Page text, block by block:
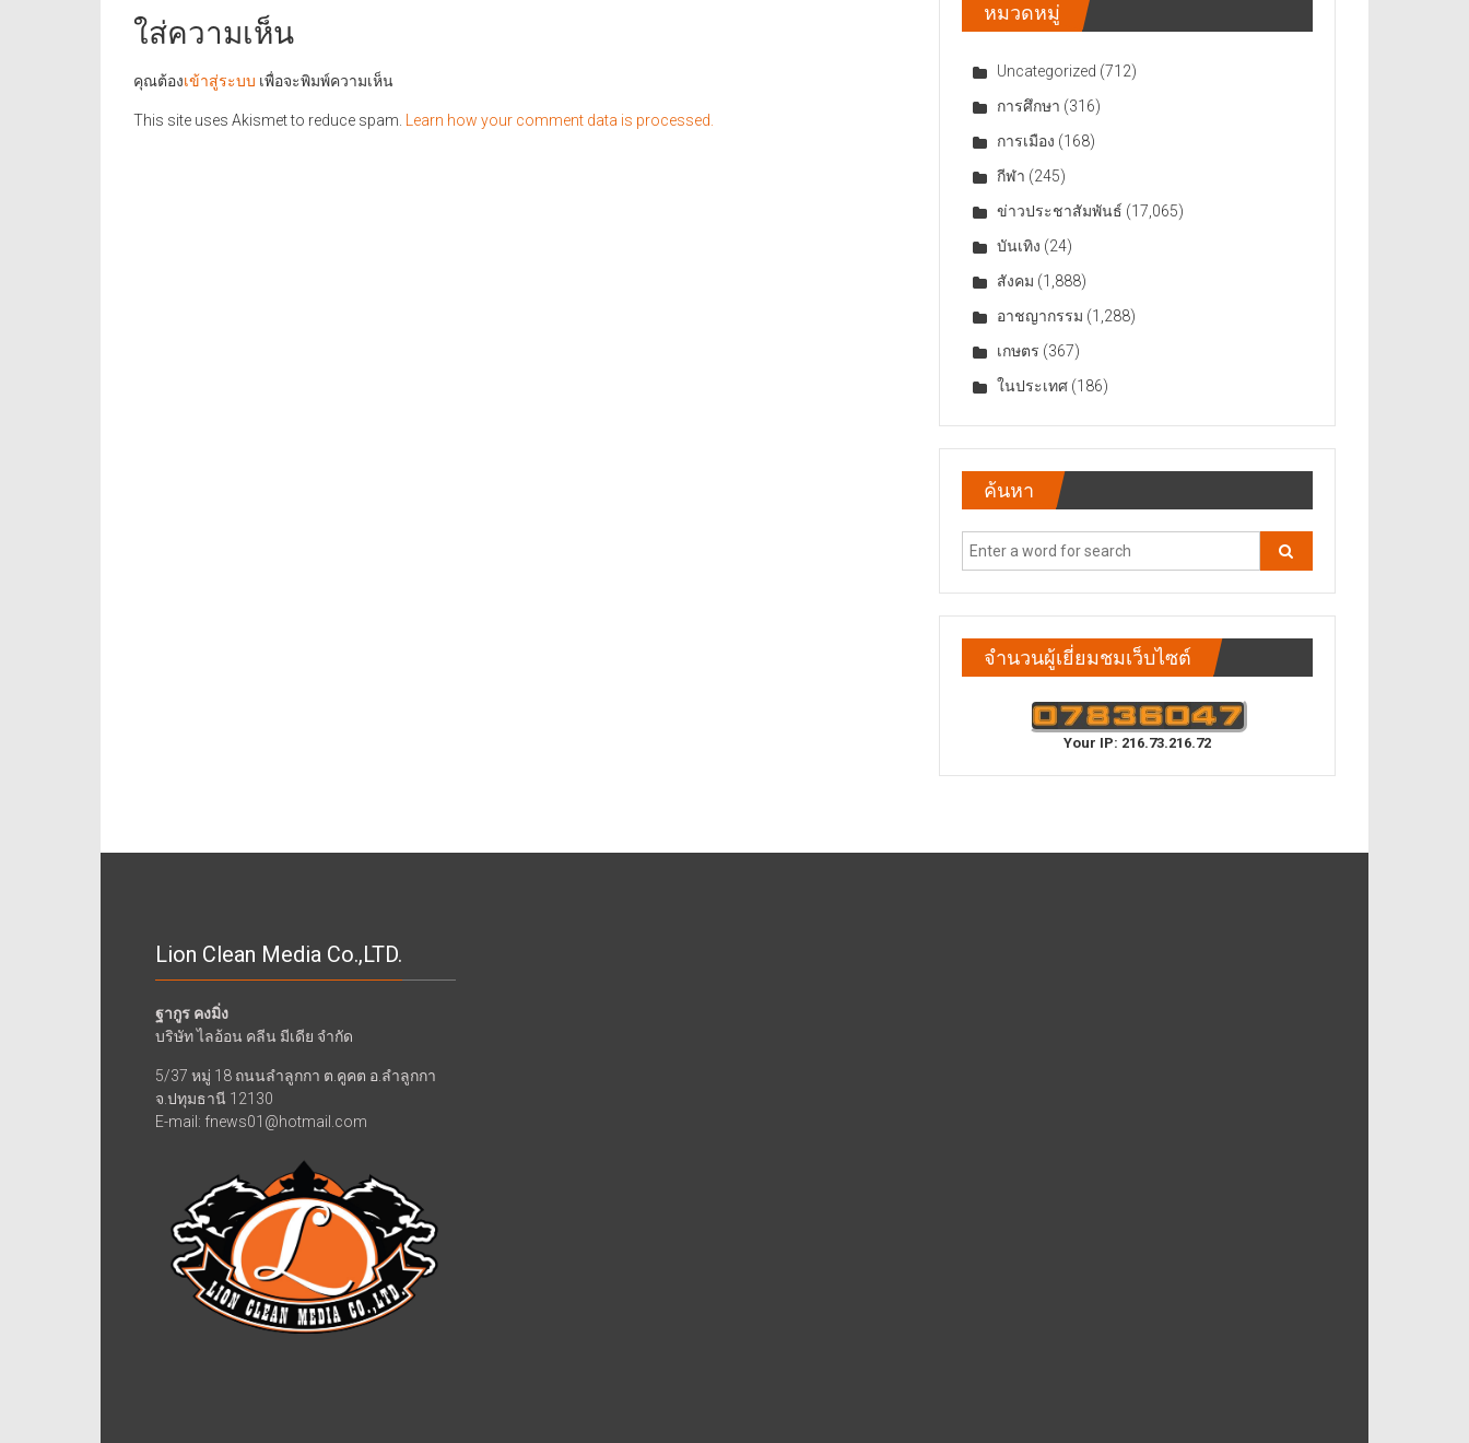
ใส่ความเห็น
คุณต้องเข้าสู่ระบบ เพื่อจะพิมพ์ความเห็น
This site uses Akismet to reduce spam. Learn how your comment data is processed.
หมวดหมู่
Uncategorized (712)
การศึกษา (316)
การเมือง (168)
กีฬา (245)
ข่าวประชาสัมพันธ์ (17,065)
บันเทิง (24)
สังคม (1,888)
อาชญากรรม (1,288)
เกษตร (367)
ในประเทศ (186)
ค้นหา
จำนวนผู้เยี่ยมชมเว็บไซต์
Your IP: 216.73.216.72
Lion Clean Media Co.,LTD.
ฐากูร คงมิ่ง
บริษัท ไลอ้อน คลีน มีเดีย จำกัด
5/37 หมู่ 18 ถนนลำลูกกา ต.คูคต อ.ลำลูกกา
จ.ปทุมธานี 12130
E-mail: fnews01@hotmail.com